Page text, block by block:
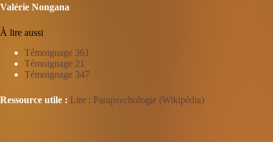
Valérie Nongana
À lire aussi
Témoignage 361
Témoignage 21
Témoignage 347
Ressource utile : Lire : Parapsychologie (Wikipédia)